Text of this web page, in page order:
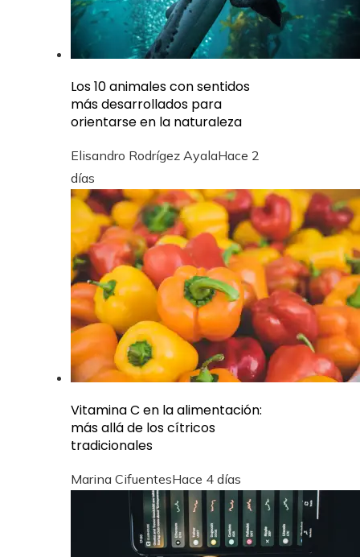
Los 10 animales con sentidos
más desarrollados para
orientarse en la naturaleza
Elisandro Rodrígez AyalaHace 2
días
Vitamina C en la alimentación:
más allá de los cítricos
tradicionales
Marina CifuentesHace 4 días